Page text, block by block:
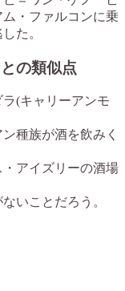
・ファルコンに乗
た。
の類似点
(キャリーアンモ
種族が酒を飲みく
・アイズリーの酒場
いことだろう。